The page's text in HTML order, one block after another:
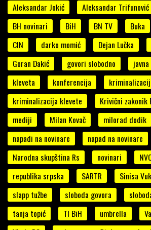
Aleksandar Jokić Aleksandar Trifunović
BH novinari
BiH BN TV Buka
CIN
darko momić Dejan Lučka
Goran Dakić
govori slobodno
kleveta
konferencija
kriminalizacija klevete
Krivični zakonik
mediji
Milan Kovač milorad dodik
napadi na novinare
napad na novinare
Narodna skupština Rs
novinari
republika srpska
SARTR
Sinisa
slapp tužbe
sloboda govora
tanja topić
TI BiH umbrella